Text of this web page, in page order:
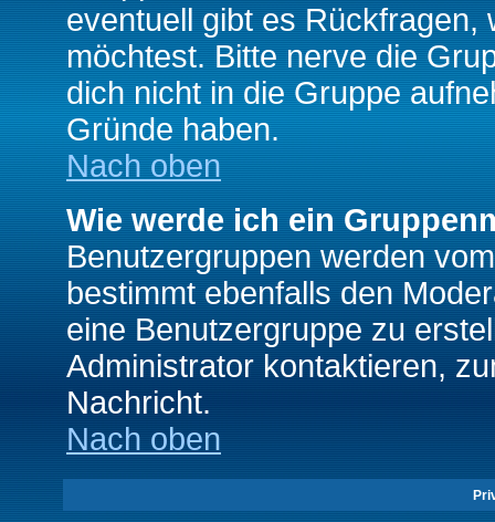
eventuell gibt es
möchtest. Bitte nerve die
dich nicht in die Gruppe
Gründe haben.
Nach oben
Wie werde ich ein
Benutzergruppen werden
bestimmt ebenfalls den
eine Benutzergruppe zu
Administrator kontaktieren,
Nachricht.
Nach oben